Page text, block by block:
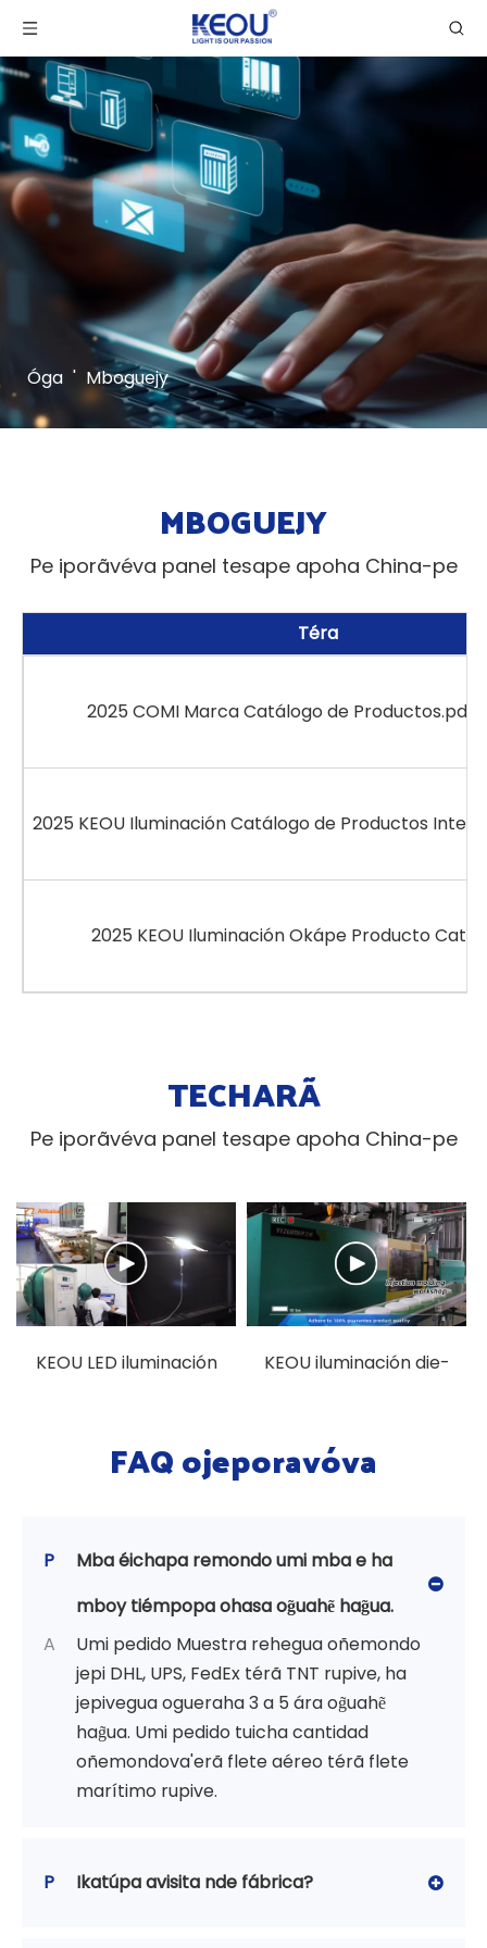
Óga ' Mboguejy
MBOGUEJY
Pe iporãvéva panel tesape apoha China-pe
Téra
2025 COMI Marca Catálogo de Productos.pdf
2025 KEOU Iluminación Catálogo de Productos
2025 KEOU Iluminación Okápe Producto
TECHARÃ
Pe iporãvéva panel tesape apoha China-pe
KEOU LED iluminación
KEOU iluminación die-
FAQ ojeporavóva
P
Mba éichapa remondo umi mba e ha
mboy tiémpopa ohasa og̃uahẽ hag̃ua.
A
Umi pedido Muestra rehegua oñemondo
jepi DHL, UPS, FedEx térã TNT rupive, ha
jepivegua ogueraha 3 a 5 ára og̃uahẽ
hag̃ua. Umi pedido tuicha cantidad
oñemondova'erã flete aéreo térã flete
marítimo rupive.
P Ikatúpa avisita nde fábrica?